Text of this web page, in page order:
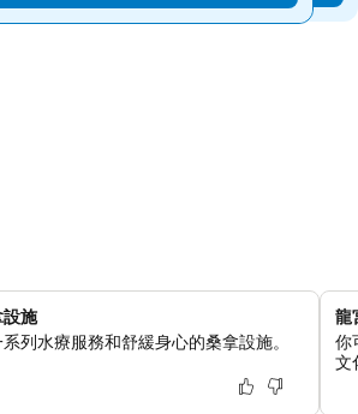
施
列水療服務和舒緩身心的桑拿設施。
龍
你
文